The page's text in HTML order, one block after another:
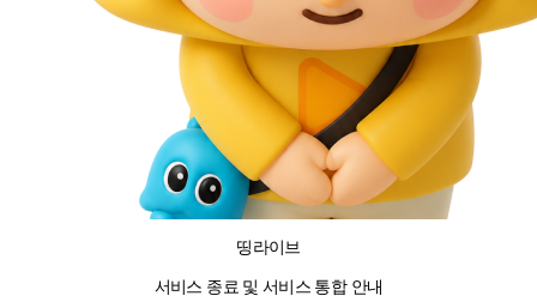
띵라이브
서비스 종료 및 서비스 통합 안내